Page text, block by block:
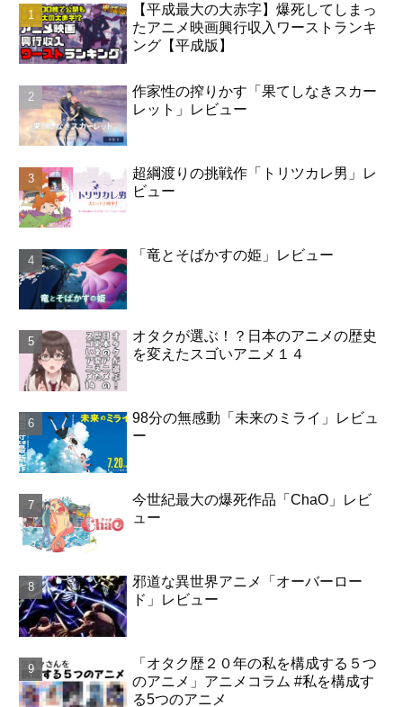
【平成最大の大赤字】爆死してしまっ
たアニメ映画興行収入ワーストランキ
ング【平成版】
作家性の搾りかす「果てしなきスカー
レット」レビュー
超綱渡りの挑戦作「トリツカレ男」レ
ビュー
「竜とそばかすの姫」レビュー
オタクが選ぶ！？日本のアニメの歴史
を変えたスゴいアニメ１４
98分の無感動「未来のミライ」レビュ
ー
今世紀最大の爆死作品「ChaO」レビ
ュー
邪道な異世界アニメ「オーバーロー
ド」レビュー
「オタク歴２０年の私を構成する５つ
のアニメ」アニメコラム #私を構成す
る5つのアニメ